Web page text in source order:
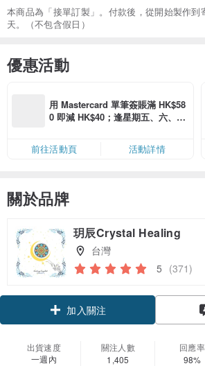
本商品為「接單訂製」。付款後，從開始製作
天。（不包含假日）
優惠活動
用 Mastercard 單筆簽賬滿 HK$58
0 即減 HK$40；逢星期五、六、日
限，額滿即止，僅限「常用信用
卡」結帳）
前往活動頁 活動詳情
關於品牌
玥辰Crystal Healing
台灣
5 (371)
加入關注
出貨速度
一週內
關注人數
1,405
回應率
98%